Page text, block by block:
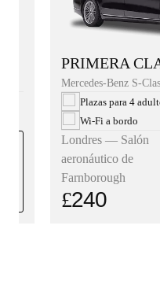
PRIMERA
Mercedes-Benz S-
Plazas para 4
Wi‑Fi a bordo
Londres — Salón
aeronáutico de
Farnborough
£240